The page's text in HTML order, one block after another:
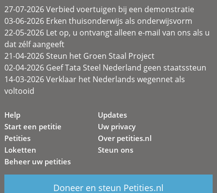
27-07-2026 Verbied voertuigen bij een demonstratie
03-06-2026 Erken thuisonderwijs als onderwijsvorm
22-05-2026 Let op, u ontvangt alleen e-mail van ons als u
dat zélf aangeeft
21-04-2026 Steun het Groen Staal Project
02-04-2026 Geef Tata Steel Nederland geen staatssteun
14-03-2026 Verklaar het Nederlands wegennet als
voltooid
Help
Start een petitie
Petities
Loketten
Beheer uw petities
Updates
Uw privacy
Over petities.nl
Steun ons
Doneer en steun Petities.nl